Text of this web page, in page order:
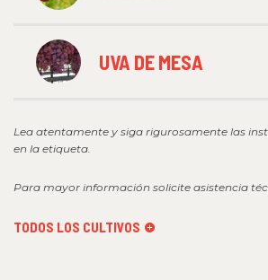
UVA DE MESA
Lea atentamente y siga rigurosamente las
en la etiqueta.
Para mayor información solicite asistencia
TODOS LOS CULTIVOS